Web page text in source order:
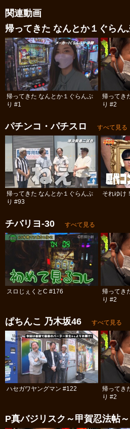
関連動画
帰ってきた なんとか１ぐらん
帰ってきた なんとか１ぐらんぷ
り #1
帰ってき
り #2
パチンコ・パチスロ すべて見る
帰ってきた なんとか１ぐらんぷ
り #93
それゆけ
チバリヨ‐30 すべて見る
スロじぇくとC #176
帰ってき
り #2
ぱちんこ 乃木坂46 すべて見る
ハセガワヤングマン #122
帰ってき
り #2
P真バジリスク～甲賀忍法帖～